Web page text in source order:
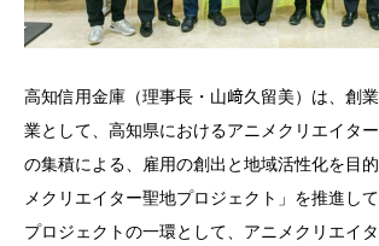
高知信用金庫（理事長・山﨑久留美）は、創
業として、高知県におけるアニメクリエイタ
の集積による、雇用の創出と地域活性化を目
メクリエイター聖地プロジェクト」を推進して
プロジェクトの一環として、アニメクリエイ